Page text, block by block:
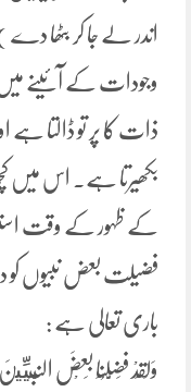
اندر لے جا کر بٹھا دے
وجودات کے آئینے
ذات کا پر تو ڈالتا ہے
بکھیرتا ہے۔ اس میں
کے ظہور کے وقت
فضیلت بعض نبیوں کو
باری تعالی ہے :
وَلَقَدْ فَضَّلُنَا بَعْضَ